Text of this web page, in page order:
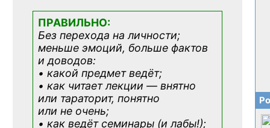
ПРАВИЛЬНО:
Без перехода на личности;
меньше эмоций, больше фактов
и доводов:
• какой предмет ведёт;
• как читает лекции — внятно
или тараторит, понятно
или не очень;
• как ведёт семинары (и лабы!);